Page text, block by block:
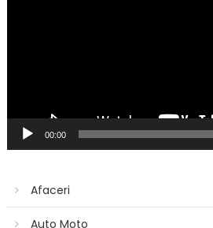
00:00
Afaceri
Auto Moto